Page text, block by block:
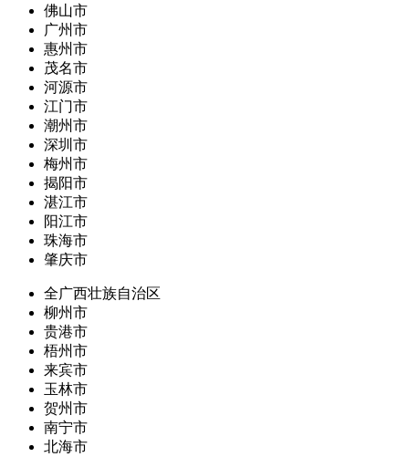
佛山市
广州市
惠州市
茂名市
河源市
江门市
潮州市
深圳市
梅州市
揭阳市
湛江市
阳江市
珠海市
肇庆市
全广西壮族自治区
柳州市
贵港市
梧州市
来宾市
玉林市
贺州市
南宁市
北海市